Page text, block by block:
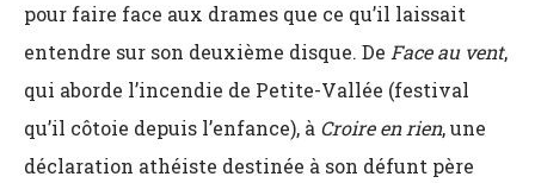
pour faire face aux drames que ce qu’il laissait
entendre sur son deuxième disque. De Face au vent,
qui aborde l’incendie de Petite-Vallée (festival
qu’il côtoie depuis l’enfance), à Croire en rien, une
déclaration athéiste destinée à son défunt père